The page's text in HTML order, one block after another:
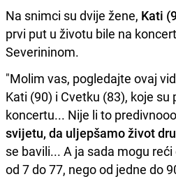
Na snimci su dvije žene, Kati
prvi put u životu bile na
Severininom.
"Molim vas, pogledajte ovaj
Kati (90) i Cvetku (83), koje su
koncertu... Nije li to
svijetu, da uljepšamo život
se bavili... A ja sada mogu
od 7 do 77, nego od jedne do